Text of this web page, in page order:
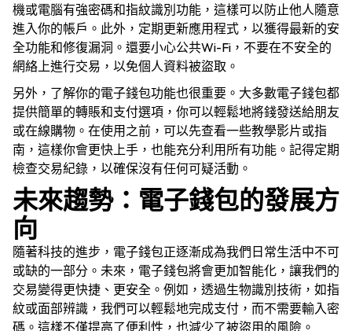
機或電腦有強密碼和指紋識別功能，這樣可以防止他人隨意
進入你的帳戶。此外，定期更新應用程式，以獲得最新的安
全功能和修復漏洞。還要小心公共Wi-Fi，不要在不安全的
網絡上進行交易，以免個人資料被盜取。
另外，了解你的電子錢包功能也很重要。大多數電子錢包都
提供簡單的轉賬和支付選項，你可以輕鬆地將錢發送給朋友
或在線購物。在使用之前，可以先查看一些教學影片或指
南，這樣你會更快上手，也能充分利用所有功能。記得定期
檢查交易紀錄，以確保沒有任何可疑活動。
未來趨勢：電子錢包的發展方
向
隨著科技的進步，電子錢包正逐漸成為我們日常生活中不可
或缺的一部分。未來，電子錢包將會更加智能化，讓我們的
交易變得更快捷、更安全。例如，透過生物識別技術，如指
紋或面部辨識，我們可以輕鬆地完成支付，而不需要輸入密
碼。這樣不僅提高了便利性，也減少了被盜用的風險。